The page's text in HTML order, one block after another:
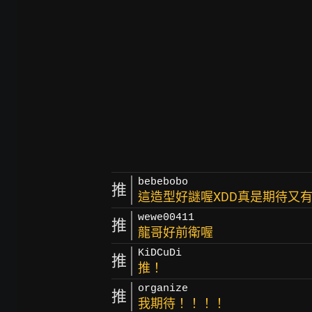
推 bebebobo
這造型好謎喔XDD真是期待又
推 wewe00411
龍哥好前衛喔
推 KiDCuDi
推！
推 organize
我期待！！！！